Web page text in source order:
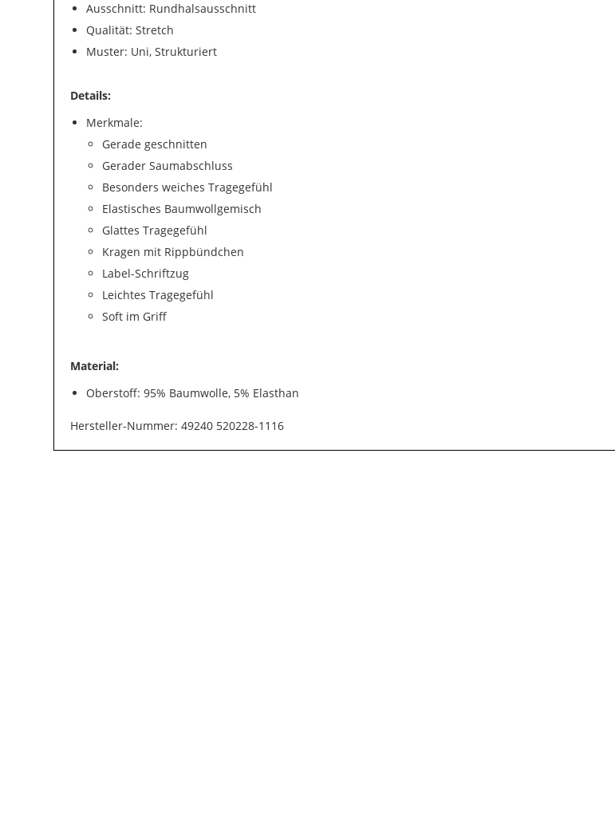
Ausschnitt: Rundhalsausschnitt
Qualität: Stretch
Muster: Uni, Strukturiert
Details:
Merkmale:
Gerade geschnitten
Gerader Saumabschluss
Besonders weiches Tragegefühl
Elastisches Baumwollgemisch
Glattes Tragegefühl
Kragen mit Rippbündchen
Label-Schriftzug
Leichtes Tragegefühl
Soft im Griff
Material:
Oberstoff: 95% Baumwolle, 5% Elasthan
Hersteller-Nummer: 49240 520228-1116